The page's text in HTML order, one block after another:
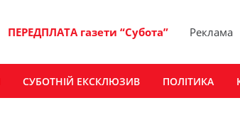
ПЕРЕДПЛАТА газети “Субота” Реклама
СУБОТНІЙ ЕКСКЛЮЗИВ ПОЛІТИКА